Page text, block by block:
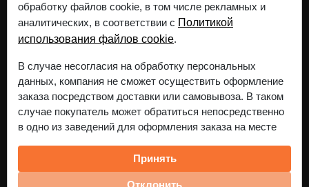
обработку файлов cookie, в том числе рекламных и
аналитических, в соответствии с Политикой
использования файлов cookie.
В случае несогласия на обработку персональных
данных, компания не сможет осуществить оформление
заказа посредством доставки или самовывоза. В таком
случае покупатель может обратиться непосредственно
в одно из заведений для оформления заказа на месте
Принять
Отклонить
Интернет-магазин зарегистрирован в Торговом реестре
Республики Беларусь 24 ноября 2023г.
Регистрационный номер 568515
Все реквизиты